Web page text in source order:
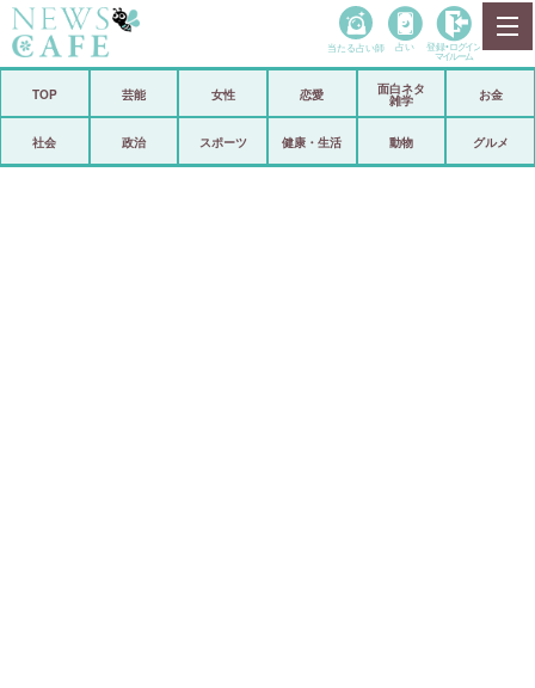
政治
当たる占い師 占い 登録• ログイン
マイルーム
TOP 芸能 女性 恋愛
面白ネタ
雑学
お金
社会 政治 スポーツ 健康・生活 動物 グルメ